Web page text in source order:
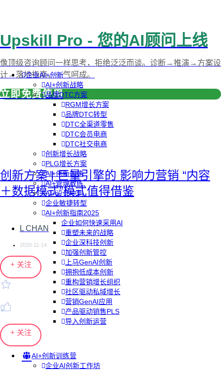
企业AI+创新
AI+创新战略
品牌DTC方案
RGM增长方案
品牌DTC转型
DTC全渠道零售
DTC会员电商
DTC社交电商
创新增长战略
PLG增长方案
AI+创新加速
AI+管理教练
AI+设计冲刺
企业敏捷转型
AI+创新指南2025
企业如何快速采用AI
重塑未来的战略
企业深科技创新
加强创新管控
上马GenAI创新
拥抱低成本创新
重构营销增长组织
社区驱动私域增长
营销GenAI应用
产品驱动销售PLS
导入创新运营
AI+创新训练营
企业AI创新工作坊
Upskill Pro - 您的AI顾问上线
像顶级咨询顾问一样思考，拒绝泛泛而谈。诊断→推演→方案设
计→落地指南，一气呵成。
立即免费使用
创新方案 | 巨量引擎的 影响力营销 “内容
＋数据模式”模式值得借鉴
L CHAN
2020-11-14
+ 关注
+ 关注